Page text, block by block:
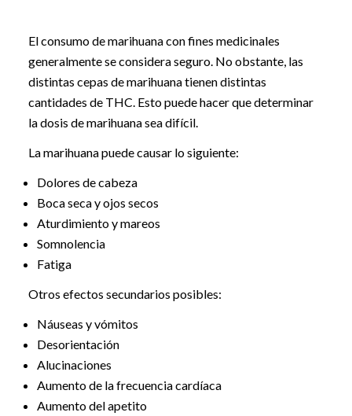
El consumo de marihuana con fines medicinales
generalmente se considera seguro. No obstante, las
distintas cepas de marihuana tienen distintas
cantidades de THC. Esto puede hacer que determinar
la dosis de marihuana sea difícil.
La marihuana puede causar lo siguiente:
Dolores de cabeza
Boca seca y ojos secos
Aturdimiento y mareos
Somnolencia
Fatiga
Otros efectos secundarios posibles:
Náuseas y vómitos
Desorientación
Alucinaciones
Aumento de la frecuencia cardíaca
Aumento del apetito